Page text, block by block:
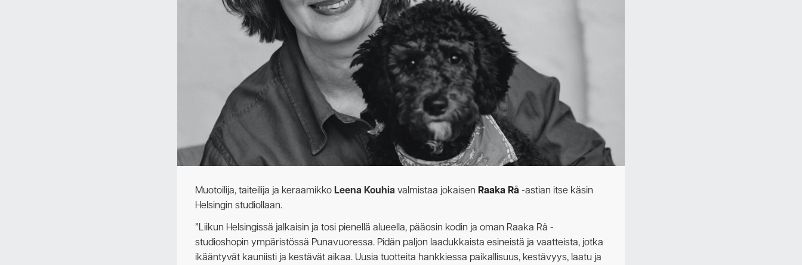
Muotoilija, taiteilija ja keraamikkoLeena Kouhia valmistaa jokaisen Raaka Rå -astian itse käsin
Helsingin studiollaan.
”Liikun Helsingissä jalkaisin ja tosi pienellä alueella, pääosin kodin ja oman Raaka Rå -
studioshopin ympäristössä Punavuoressa. Pidän paljon laadukkaista esineistä ja vaatteista, jotka
ikääntyvät kauniisti ja kestävät aikaa. Uusia tuotteita hankkiessa paikallisuus, kestävyys, laatu ja